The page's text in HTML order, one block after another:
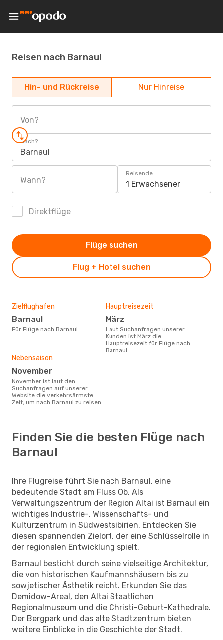
Reisen nach Barnaul
Hin- und Rückreise Nur Hinreise
Von?
Nach?
Barnaul
Wann?
Reisende
1 Erwachsener
Direktflüge
Flug + Hotel suchen
Flüge suchen
Zielflughafen
Barnaul
Für Flüge nach Barnaul
Hauptreisezeit
März
Laut Suchanfragen unserer
Kunden ist März die
Hauptreisezeit für Flüge nach
Barnaul
Nebensaison
November
November ist laut den
Suchanfragen auf unserer
Website die verkehrsärmste
Zeit, um nach Barnaul zu reisen.
Finden Sie die besten Flüge nach
Barnaul
Ihre Flugreise führt Sie nach Barnaul, eine
bedeutende Stadt am Fluss Ob. Als
Verwaltungszentrum der Region Altai ist Barnaul ein
wichtiges Industrie-, Wissenschafts- und
Kulturzentrum in Südwestsibirien. Entdecken Sie
diesen spannenden Zielort, der eine Schlüsselrolle in
der regionalen Entwicklung spielt.
Barnaul besticht durch seine vielseitige Architektur,
die von historischen Kaufmannshäusern bis zu
sowjetischer Ästhetik reicht. Erkunden Sie das
Demidow-Areal, den Altai Staatlichen
Regionalmuseum und die Christi-Geburt-Kathedrale.
Der Bergpark und das alte Stadtzentrum bieten
weitere Einblicke in die Geschichte der Stadt.